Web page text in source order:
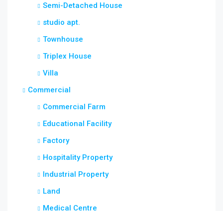
Semi-Detached House
studio apt.
Townhouse
Triplex House
Villa
Commercial
Commercial Farm
Educational Facility
Factory
Hospitality Property
Industrial Property
Land
Medical Centre